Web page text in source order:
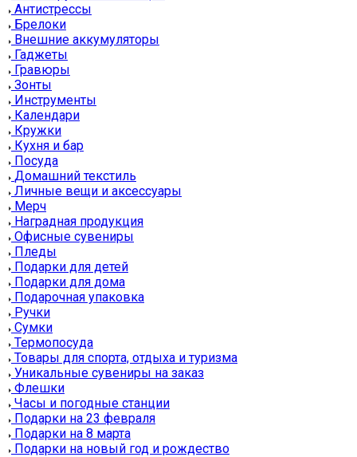
Антистрессы
Брелоки
Внешние аккумуляторы
Гаджеты
Гравюры
Зонты
Инструменты
Календари
Кружки
Кухня и бар
Посуда
Домашний текстиль
Личные вещи и аксессуары
Мерч
Наградная продукция
Офисные сувениры
Пледы
Подарки для детей
Подарки для дома
Подарочная упаковка
Ручки
Сумки
Термопосуда
Товары для спорта, отдыха и туризма
Уникальные сувениры на заказ
Флешки
Часы и погодные станции
Подарки на 23 февраля
Подарки на 8 марта
Подарки на новый год и рождество